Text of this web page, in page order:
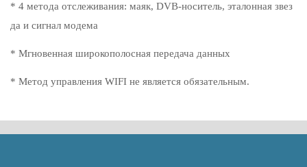
* 4 метода отслеживания: маяк, DVB-носитель, эталонная звез
да и сигнал модема
* Мгновенная широкополосная передача данных
* Метод управления WIFI не является обязательным.